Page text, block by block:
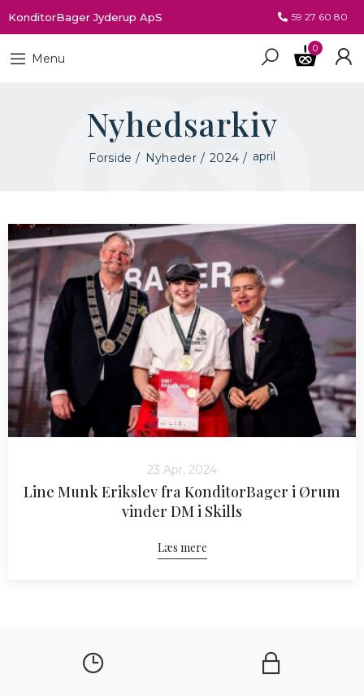
KonditorBager Jyderup ApS 59 27 60 80
Menu
0
Nyhedsarkiv
Forside Nyheder 2024 april
23 Apr, 2024
Line Munk Erikslev fra KonditorBager i Ørum
vinder DM i Skills
Læs mere